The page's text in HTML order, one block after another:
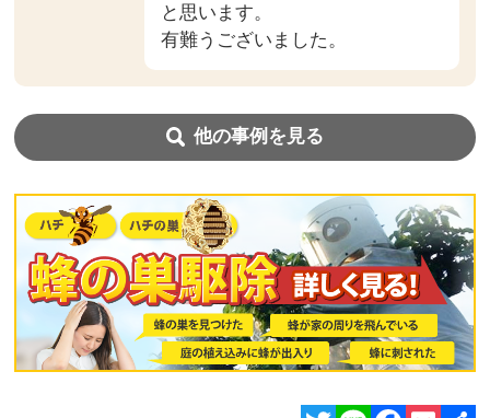
と思います。
有難うございました。
他の事例を見る